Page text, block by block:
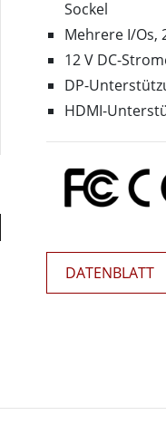
Panel-PCs für das
Display für das
KI-Computer
Edge AI Panel-PCs
Edge-KI-Computing
Sockel
Mehrere I/Os,
12 V DC-
DP-
HDMI-
DATENBLATT